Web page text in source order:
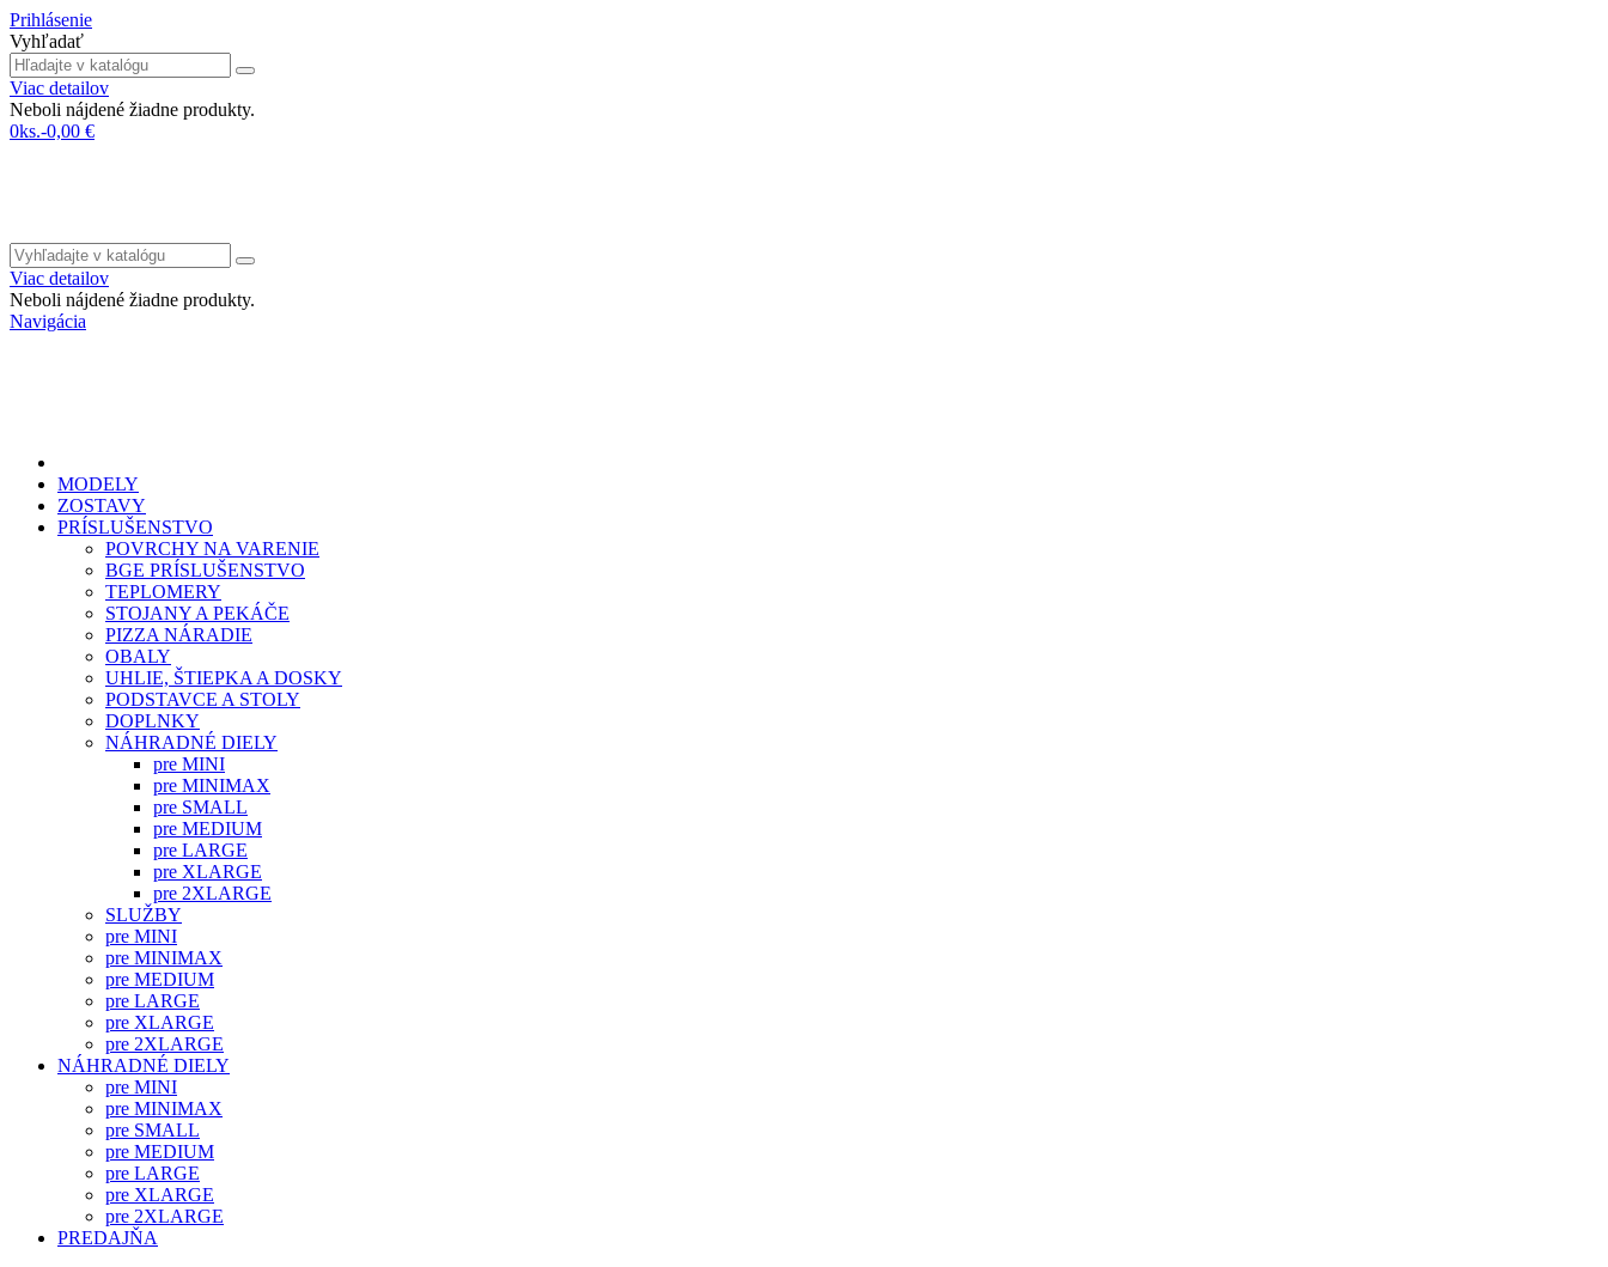
Prihlásenie
Vyhľadať
Viac detailov
Neboli nájdené žiadne produkty.
0ks.-0,00 €
Viac detailov
Neboli nájdené žiadne produkty.
Navigácia
MODELY
ZOSTAVY
PRÍSLUŠENSTVO
POVRCHY NA VARENIE
BGE PRÍSLUŠENSTVO
TEPLOMERY
STOJANY A PEKÁČE
PIZZA NÁRADIE
OBALY
UHLIE, ŠTIEPKA A DOSKY
PODSTAVCE A STOLY
DOPLNKY
NÁHRADNÉ DIELY
pre MINI
pre MINIMAX
pre SMALL
pre MEDIUM
pre LARGE
pre XLARGE
pre 2XLARGE
SLUŽBY
pre MINI
pre MINIMAX
pre MEDIUM
pre LARGE
pre XLARGE
pre 2XLARGE
NÁHRADNÉ DIELY
pre MINI
pre MINIMAX
pre SMALL
pre MEDIUM
pre LARGE
pre XLARGE
pre 2XLARGE
PREDAJŇA